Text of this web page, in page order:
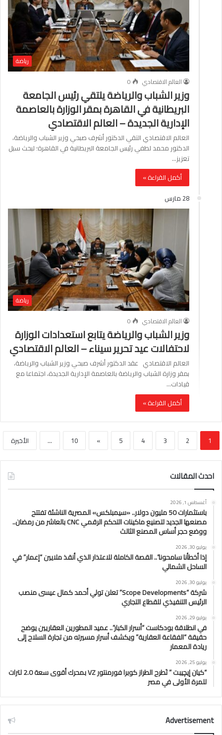
رياضة
العالم الاقتصادي
0
وزير الشباب والرياضة يلتقي رئيس الجامعة
البريطانية في القاهرة بمقر الوزارة بالعاصمة
الإدارية الجديدة – العالم الاقتصادي
العالم الاقتصادي التقي الدكتور أشرف صبحي وزير الشباب والرياضة،
الدكتور محمد لطفي رئيس الجامعة البريطانية في القاهرة؛ لبحث سبل
تعزيز…
أكمل القراءة »
28 مارس
رياضة
العالم الاقتصادي
0
وزير الشباب والرياضة يتابع استعدادات الوزارة
لاحتفالات عيد تحرير سيناء – العالم الاقتصادي
العالم الاقتصادي عقد الدكتور أشرف صبحي وزير الشباب والرياضة،
بمقر وزارة الشباب والرياضة بالعاصمة الإدارية الجديدة، اجتماعا مع
قيادات…
أكمل القراءة »
1
2
3
4
5
»
10
... الأخيرة
احدث المقالات
أغسطس 1, 2026
باستثمارات 50 مليون دولار.. «سيمبلكس» المصرية الناشئة تفتتح
مصنعها الجديد لتصنيع ماكينات التحكم الرقمي CNC بالعاشر من رمضان..
ووضع حجر أساس المصنع الثالث
يوليو 30, 2026
إذا أخطأنا سامحونا”.. القصة الكاملة للاعتذار الذي أنقذ ملايين “إعمار” في
الساحل الشمالي
يوليو 30, 2026
شركة “Scope Developments” تعلن تولي أحمد كمال عيسى منصب
الرئيس التنفيذي للقطاع التجاري
يوليو 29, 2026
في انطلاقة بودكاست “أسرار الكبار”.. عميد المطورين العقاريين يوضح
حقيقة “الفقاعة العقارية” ويكشف أسرار مسيرته من تجارة السلاح إلى
ريادة المعمار
يوليو 25, 2026
“كيان إيچيبت ” تَطرح الطراز كوبرا فورمنتور VZ بمحرك أقوى سعة 2.0 لترات
للمرة الأولى في مصر
Advertisement